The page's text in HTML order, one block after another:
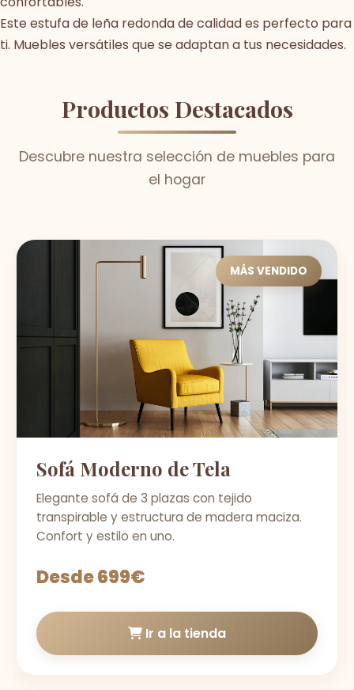
Este estufa de leña redonda de calidad es perfecto para
ti. Muebles versátiles que se adaptan a tus necesidades.
Productos Destacados
Descubre nuestra selección de muebles para
el hogar
MÁS VENDIDO
Sofá Moderno de Tela
Elegante sofá de 3 plazas con tejido
transpirable y estructura de madera maciza.
Confort y estilo en uno.
Desde 699€
Ir a la tienda